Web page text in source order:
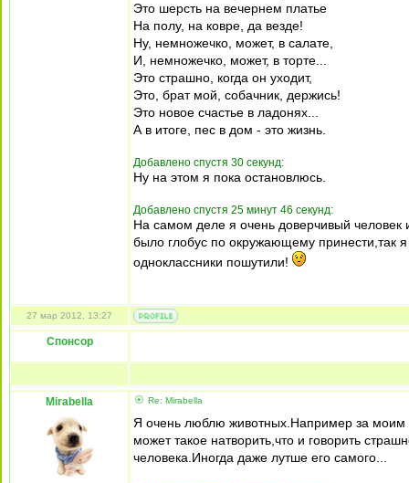
Это шерсть на вечернем платье
На полу, на ковре, да везде!
Ну, немножечко, может, в салате,
И, немножечко, может, в торте...
Это страшно, когда он уходит,
Это, брат мой, собачник, держись!
Это новое счастье в ладонях...
А в итоге, пес в дом - это жизнь.
Добавлено спустя 30 секунд:
Ну на этом я пока остановлюсь.
Добавлено спустя 25 минут 46 секунд:
На самом деле я очень доверчивый
было глобус по окружающему принести,так
одноклассники пошутили!
27 мар 2012, 13:27
Спонсор
Mirabella Re: Mirabella
Я очень люблю животных.Например за моим
может такое натворить,что и говорить
человека.Иногда даже лутше его самого...